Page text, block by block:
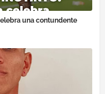
una contundente